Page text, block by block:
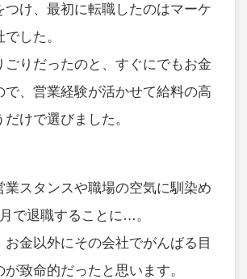
つけ、最初に転職したのはマーケ
した。
ごりだったのと、すぐにでもお金
で、営業経験が活かせて給料の高
けで選びました。
業スタンスや職場の空気に馴染め
で退職することに…。
金以外にその会社でがんばる目
致命的だったと思います。